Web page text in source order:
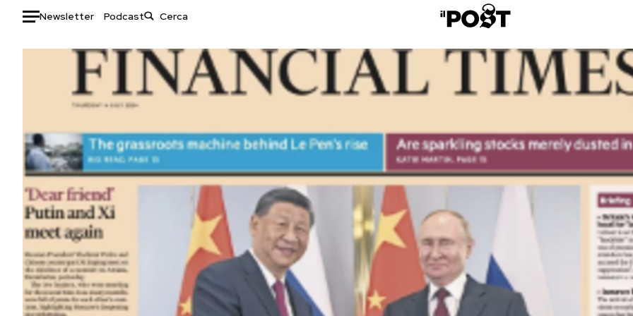
Newsletter Podcast
Auto
Mondo
Politica
Tecnologia
Internet
Scienza
Cultura
Economia
Sport
Libri
Storie/Idee
Ok Boomer!
Media
Altrecose
Mondiali calcio 2026